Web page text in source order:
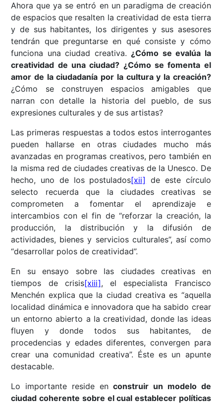
Ahora que ya se entró en un paradigma de creación
de espacios que resalten la creatividad de esta tierra
y de sus habitantes, los dirigentes y sus asesores
tendrán que preguntarse en qué consiste y cómo
funciona una ciudad creativa.¿Cómo se evalúa la
creatividad de una ciudad? ¿Cómo se fomenta el
amor de la ciudadanía por la cultura y la creación?
¿Cómo se construyen espacios amigables que
narran con detalle la historia del pueblo, de sus
expresiones culturales y de sus artistas?
Las primeras respuestas a todos estos interrogantes
pueden hallarse en otras ciudades mucho más
avanzadas en programas creativos, pero también en
la misma red de ciudades creativas de la Unesco. De
hecho, uno de los postulados[xii] de este círculo
selecto recuerda que la ciudades creativas se
comprometen a fomentar el aprendizaje e
intercambios con el fin de “reforzar la creación, la
producción, la distribución y la difusión de
actividades, bienes y servicios culturales”, así como
“desarrollar polos de creatividad”.
En su ensayo sobre las ciudades creativas en
tiempos de crisis[xiii], el especialista Francisco
Menchén explica que la ciudad creativa es “aquella
localidad dinámica e innovadora que ha sabido crear
un entorno abierto a la creatividad, donde las ideas
fluyen y donde todos sus habitantes, de
procedencias y edades diferentes, convergen para
crear una comunidad creativa”. Éste es un apunte
destacable.
Lo importante reside enconstruir un modelo de
ciudad coherente sobre el cual establecer políticas